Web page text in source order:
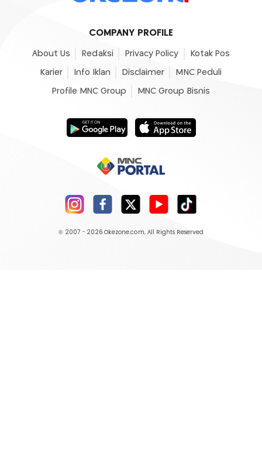
COMPANY PROFILE
About Us Redaksi Privacy Policy Kotak Pos
Karier Info Iklan Disclaimer MNC Peduli
Profile MNC Group MNC Group Bisnis
© 2007 - 2026 Okezone.com, All Rights Reserved